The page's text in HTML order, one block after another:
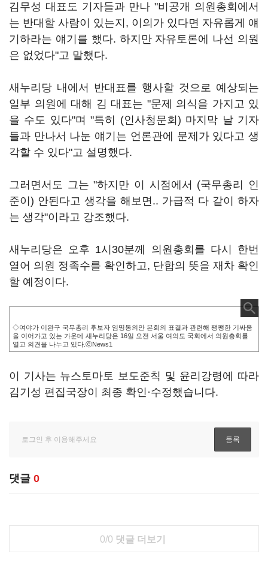
김무성 대표도 기자들과 만나 "비공개 의원총회에서
는 반대할 사람이 있는지, 이의가 있다면 자유롭게 얘
기하라는 얘기를 했다. 하지만 자유토론에 나선 의원
은 없었다"고 말했다.
새누리당 내에서 반대표를 행사할 것으로 예상되는
일부 의원에 대해 김 대표는 "문제 의식을 가지고 있
을 수도 있다"며 "특히 (인사청문회) 마지막 날 기자
들과 만나서 나눈 얘기는 언론관에 문제가 있다고 생
각할 수 있다"고 설명했다.
그러면서도 그는 "하지만 이 시점에서 (국무총리 인
준이) 안된다고 생각을 해보면.. 가급적 다 같이 하자
는 생각"이라고 강조했다.
새누리당은 오후 1시30분께 의원총회를 다시 한번
열어 의원 정족수를 확인하고, 단합의 뜻을 재차 확인
할 예정이다.
◇여야가 이완구 국무총리 후보자 임명동의안 본회의 표결과 관련해 팽팽한 기싸움
을 이어가고 있는 가운데 새누리당은 16일 오전 서울 여의도 국회에서 의원총회를
열고 의견을 나누고 있다.ⓒNews1
이 기사는 뉴스토마토 보도준칙 및 윤리강령에 따라
김기성 편집국장이 최종 확인·수정했습니다.
댓글 0
0/0 댓글 더보기